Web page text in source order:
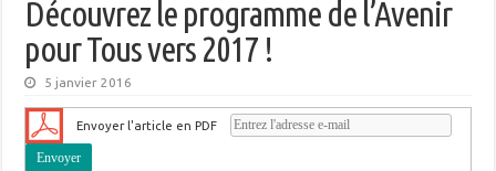
Découvrez le programme de l’Avenir
pour Tous vers 2017 !
5 janvier 2016
Envoyer l'article en PDF